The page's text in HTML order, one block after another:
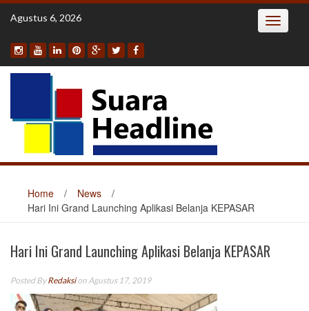
Skip
Agustus 6, 2026 Toggle
Home / News
/
Hari Ini Grand Launching Aplikasi Belanja KEPASAR
Hari Ini Grand Launching Aplikasi Belanja KEPASAR
Posted ByRedaksion Agustus 17, 2019